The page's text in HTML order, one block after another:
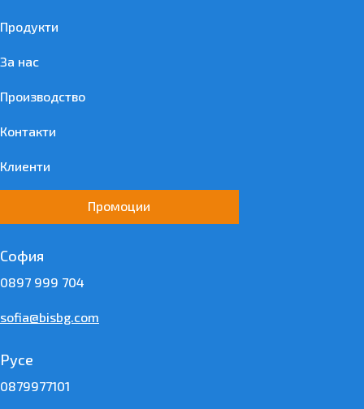
Продукти
За нас
Производство
Контакти
Клиенти
Промоции
София
0897 999 704
sofia@bisbg.com
Русе
0879977101